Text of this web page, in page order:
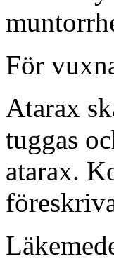
För
Atarax
tuggas
atarax.